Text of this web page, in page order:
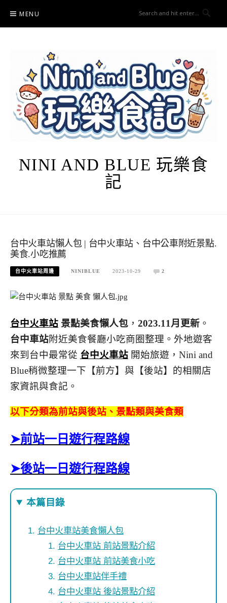
content
MENU
NINI AND BLUE 玩樂食
記
台中火車站懶人包 | 台中火車站、台中公車附近景點.
美食.小吃推薦
台中火車站周邊 NINIBLUE 2023-10-29 2
台中火車站 景點美食懶人包 ， 2023.11月更新 。
台中車站附近美食餐廳小吃商圈整理。外地遊客
來到台中最常從 台中火車站 開始旅遊，Nini and
Blue稍微整理一下【前方】與【後站】的相關店
家資訊與食記。
以下分類為前站與後站、景點類與美食類
➤前站一日遊行程路線
➤後站一日遊行程路線
本篇目錄
台中火車站美食懶人包
台中火車站 前站景點介紹
台中火車站 前站美食小吃
台中火車站伴手禮
台中火車站 後站景點介紹